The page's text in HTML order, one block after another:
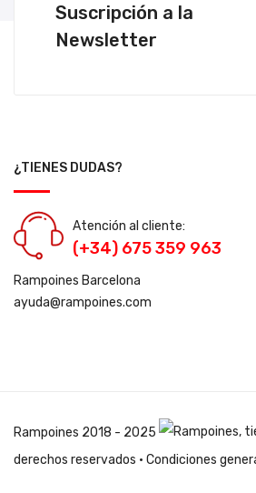
Suscripción a la
Newsletter
¿TIENES DUDAS?
Atención al cliente:
(+34) 675 359 963
Rampoines Barcelona
ayuda@rampoines.com
Rampoines 2018 - 2025
derechos reservados · Condiciones